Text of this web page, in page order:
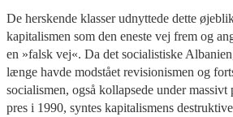
De herskende klasser udnyttede dette
kapitalismen som den eneste vej frem og
en »falsk vej«. Da det socialistiske
længe havde modstået revisionismen og
socialismen, også kollapsede under
pres i 1990, syntes kapitalismens